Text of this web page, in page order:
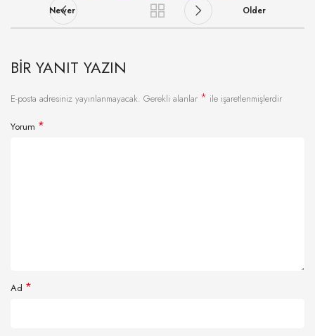
Newer Older
BIR YANIT YAZIN
E-posta adresiniz yayınlanmayacak. Gerekli alanlar * ile işaretlenmişlerdir
Yorum *
Ad *